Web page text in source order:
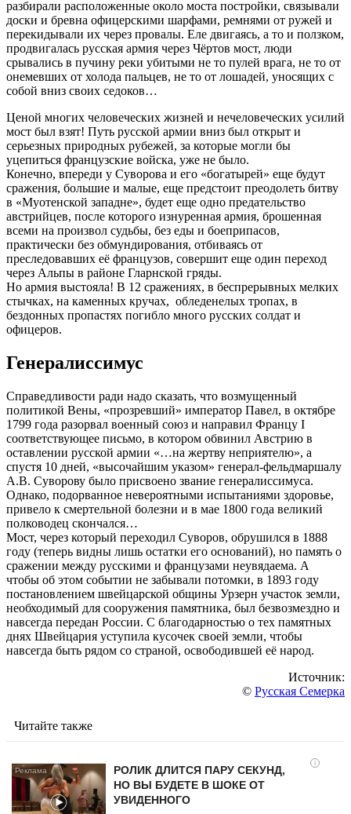
разбирали расположенные около моста постройки, связывали
доски и бревна офицерскими шарфами, ремнями от ружей и
перекидывали их через провалы. Еле двигаясь, а то и ползком,
продвигалась русская армия через Чёртов мост, люди
срывались в пучину реки убитыми не то пулей врага, не то от
онемевших от холода пальцев, не то от лошадей, уносящих с
собой вниз своих седоков…
Ценой многих человеческих жизней и нечеловеческих усилий
мост был взят! Путь русской армии вниз был открыт и
серьезных природных рубежей, за которые могли бы
уцепиться французские войска, уже не было.
Конечно, впереди у Суворова и его «богатырей» еще будут
сражения, большие и малые, еще предстоит преодолеть битву
в «Муотенской западне», будет еще одно предательство
австрийцев, после которого изнуренная армия, брошенная
всеми на произвол судьбы, без еды и боеприпасов,
практически без обмундирования, отбиваясь от
преследовавших её французов, совершит еще один переход
через Альпы в районе Гларнской гряды.
Но армия выстояла! В 12 сражениях, в беспрерывных мелких
стычках, на каменных кручах, обледенелых тропах, в
бездонных пропастях погибло много русских солдат и
офицеров.
Генералиссимус
Справедливости ради надо сказать, что возмущенный
политикой Вены, «прозревший» император Павел, в октябре
1799 года разорвал военный союз и направил Францу I
соответствующее письмо, в котором обвинил Австрию в
оставлении русской армии «…на жертву неприятелю», а
спустя 10 дней, «высочайшим указом» генерал-фельдмаршалу
А.В. Суворову было присвоено звание генералиссимуса.
Однако, подорванное невероятными испытаниями здоровье,
привело к смертельной болезни и в мае 1800 года великий
полководец скончался…
Мост, через который переходил Суворов, обрушился в 1888
году (теперь видны лишь остатки его оснований), но память о
сражении между русскими и французами неувядаема. А
чтобы об этом событии не забывали потомки, в 1893 году
постановлением швейцарской общины Урзерн участок земли,
необходимый для сооружения памятника, был безвозмездно и
навсегда передан России. С благодарностью о тех памятных
днях Швейцария уступила кусочек своей земли, чтобы
навсегда быть рядом со страной, освободившей её народ.
Источник:
© Русская Семерка
Читайте также
i
РОЛИК ДЛИТСЯ ПАРУ СЕКУНД,
НО ВЫ БУДЕТЕ В ШОКЕ ОТ
УВИДЕННОГО